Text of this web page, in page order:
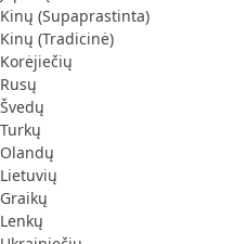
Kinų (Supaprastinta)
Kinų (Tradicinė)
Korėjiečių
Rusų
Švedų
Turkų
Olandų
Lietuvių
Graikų
Lenkų